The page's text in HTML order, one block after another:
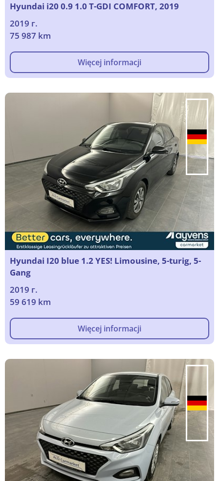
Hyundai i20 0.9 1.0 T-GDI COMFORT, 2019
2019 г.
75 987 km
Więcej informacji
Hyundai I20 blue 1.2 YES! Limousine, 5-turig, 5-
Gang
2019 г.
59 619 km
Więcej informacji